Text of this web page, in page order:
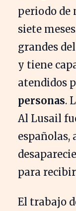
periodo de
siete
grandes
y tiene
atendidos
personas.
Al Lusail
españolas,
para
El trabajo